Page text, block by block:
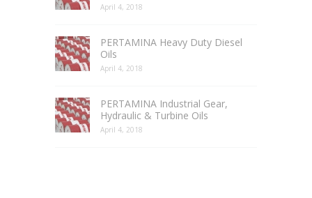
April 4, 2018
PERTAMINA Heavy Duty Diesel
Oils
April 4, 2018
PERTAMINA Industrial Gear,
Hydraulic & Turbine Oils
April 4, 2018